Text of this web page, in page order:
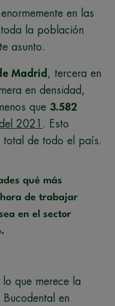
en las
la población
asunto.
Madrid , tercera en
en densidad,
que 3.582
2021 . Esto
de todo el país.
qué más
de trabajar
en el sector
que merece la
en